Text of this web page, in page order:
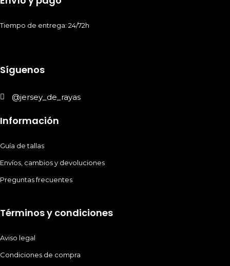
Tiempo de entrega: 24/72h
Síguenos
@jersey_de_rayas
Información
Guía de tallas
Envíos, cambios y devoluciones
Preguntas frecuentes
Términos y condiciones
Aviso legal
Condiciones de compra